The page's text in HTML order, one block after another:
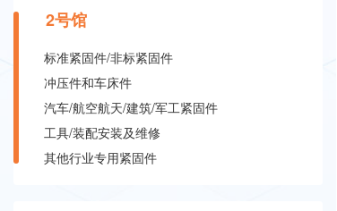
2号馆
标准紧固件/非标紧固件
冲压件和车床件
汽车/航空航天/建筑/军工紧固件
工具/装配安装及维修
其他行业专用紧固件